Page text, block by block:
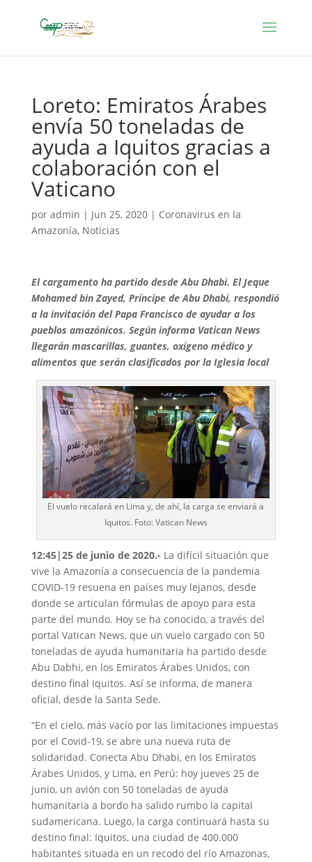
Loreto: Emiratos Árabes
envía 50 toneladas de
ayuda a Iquitos gracias a
colaboración con el
Vaticano
por admin | Jun 25, 2020| Coronavirus en la
Amazonía, Noticias
El cargamento ha partido desde Abu Dhabi. El Jeque
Mohamed bin Zayed, Príncipe de Abu Dhabi, respondió
a la invitación del Papa Francisco de ayudar a los
pueblos amazónicos. Según informa Vatican News
llegarán mascarillas, guantes, oxígeno médico y
alimentos que serán clasificados por la Iglesia local
El vuelo recalará en Lima y, de ahí, la carga se enviará a
Iquitos. Foto: Vatican News
12:45|25 de junio de 2020.- La difícil situación que
vive la Amazonía a consecuencia de la pandemia
COVID-19 resuena en países muy lejanos, desde
donde se articulan fórmulas de apoyo para esta
parte del mundo. Hoy se ha conocido, a través del
portal Vatican News, que un vuelo cargado con 50
toneladas de ayuda humanitaria ha partido desde
Abu Dabhi, en los Emiratos Árabes Unidos, con
destino final Iquitos. Así se informa, de manera
oficial, desde la Santa Sede.
“En el cielo, más vacío por las limitaciones impuestas
por el Covid-19, se abre una nueva ruta de
solidaridad. Conecta Abu Dhabi, en los Emiratos
Árabes Unidos, y Lima, en Perú: hoy jueves 25 de
junio, un avión con 50 toneladas de ayuda
humanitaria a bordo ha salido rumbo la capital
sudamericana. Luego, la carga continuará hasta su
destino final: Iquitos, una ciudad de 400.000
habitantes situada en un recodo del río Amazonas,